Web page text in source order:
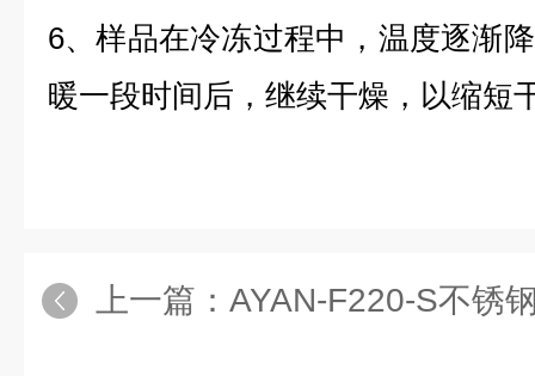
6、样品在冷冻过程中，温度逐渐
暖一段时间后，继续干燥，以缩短
上一篇： AYAN-F220-S不锈